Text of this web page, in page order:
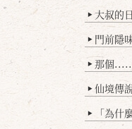
▶ 大叔的
▶ 門前隱
▶ 那個
▶ 仙境傳
▶ 「為什